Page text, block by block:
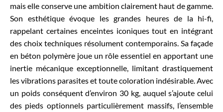
mais elle conserve une ambition clairement haut de gamme.
Son esthétique évoque les grandes heures de la hi-fi,
rappelant certaines enceintes iconiques tout en intégrant
des choix techniques résolument contemporains. Sa façade
en béton polymère joue un rôle essentiel en apportant une
inertie mécanique exceptionnelle, limitant drastiquement
les vibrations parasites et toute coloration indésirable. Avec
un poids conséquent d’environ 30 kg, auquel s’ajoute celui
des pieds optionnels particulièrement massifs, l’ensemble